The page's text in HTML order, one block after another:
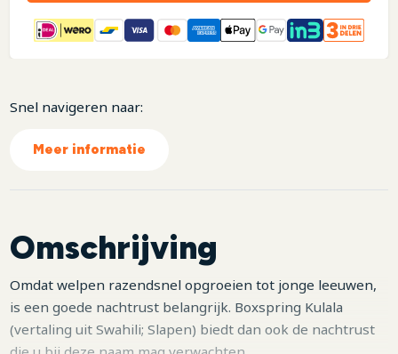
Snel navigeren naar:
Meer informatie
Omschrijving
Omdat welpen razendsnel opgroeien tot jonge leeuwen,
is een goede nachtrust belangrijk. Boxspring Kulala
(vertaling uit Swahili; Slapen) biedt dan ook de nachtrust